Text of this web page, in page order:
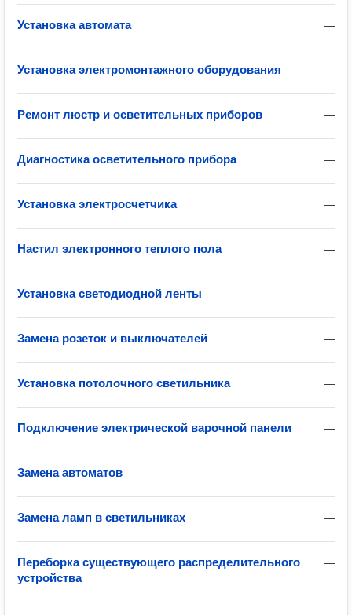
—
Установка автомата
—
Установка электромонтажного оборудования
—
Ремонт люстр и осветительных приборов
—
Диагностика осветительного прибора
—
Установка электросчетчика
—
Настил электронного теплого пола
—
Установка светодиодной ленты
—
Замена розеток и выключателей
—
Установка потолочного светильника
—
Подключение электрической варочной панели
—
Замена автоматов
—
Замена ламп в светильниках
—
Переборка существующего распределительного
устройства